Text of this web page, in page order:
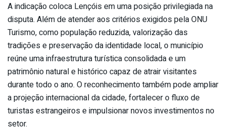
A indicação coloca Lençóis em uma posição privilegiada na
disputa. Além de atender aos critérios exigidos pela ONU
Turismo, como população reduzida, valorização das
tradições e preservação da identidade local, o município
reúne uma infraestrutura turística consolidada e um
patrimônio natural e histórico capaz de atrair visitantes
durante todo o ano. O reconhecimento também pode ampliar
a projeção internacional da cidade, fortalecer o fluxo de
turistas estrangeiros e impulsionar novos investimentos no
setor.